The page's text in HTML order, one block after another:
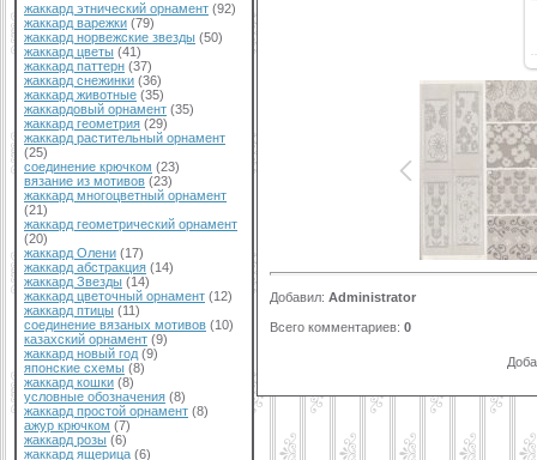
жаккард этнический орнамент (92)
жаккард варежки (79)
жаккард норвежские звезды (50)
жаккард цветы (41)
жаккард паттерн (37)
жаккард снежинки (36)
жаккард животные (35)
жаккардовый орнамент (35)
жаккард геометрия (29)
жаккард растительный орнамент
(25)
соединение крючком (23)
вязание из мотивов (23)
жаккард многоцветный орнамент
(21)
жаккард геометрический орнамент
(20)
жаккард Олени (17)
жаккард абстракция (14)
жаккард Звезды (14)
жаккард цветочный орнамент (12)
жаккард птицы (11)
соединение вязаных мотивов (10)
казахский орнамент (9)
жаккард новый год (9)
японские схемы (8)
жаккард кошки (8)
условные обозначения (8)
жаккард простой орнамент (8)
ажур крючком (7)
жаккард розы (6)
жаккард ящерица (6)
Добавил: Administrator
Всего комментариев: 0